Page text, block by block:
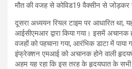
मौत की वजह से कोविड19 वैक्सीन से जोड़कर
दूसरा अध्ययन रियल टाइम पर आधारित था,
आईसीएमआर द्वारा किया गया। इसमें अचानक
वजहों को पहचाना गया, आरंभिक डाटा में पाया
इंफ्रेक्शन एमआई को अचानक होने वाली
अहम यह रहा कि इस तरह के हृदयघात के